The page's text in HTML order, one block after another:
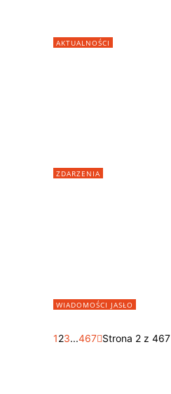
AKTUALNOŚCI
ZDARZENIA
WIADOMOŚCI JASŁO
123...467 Strona 2 z 467